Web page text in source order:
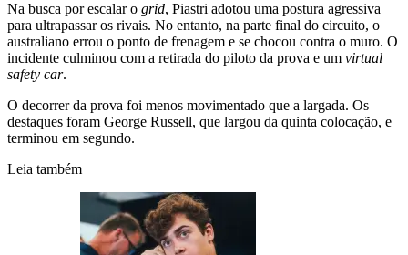
Na busca por escalar o grid, Piastri adotou uma postura agressiva
para ultrapassar os rivais. No entanto, na parte final do circuito, o
australiano errou o ponto de frenagem e se chocou contra o muro. O
incidente culminou com a retirada do piloto da prova e um virtual
safety car.
O decorrer da prova foi menos movimentado que a largada. Os
destaques foram George Russell, que largou da quinta colocação, e
terminou em segundo.
Leia também